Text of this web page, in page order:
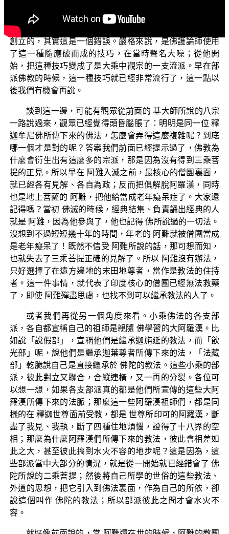
最早是源自於印度教裏面有關於辯論術的法則；然後，一
般人都說中觀的應成思想是佛護論師（Buddhapālita）所
創立的，其實這是一個錯誤。嚴格來說，是佛護論師使用
了這一種隨應破而成的技巧，在當時聲名大噪；從他開
始，把這種技巧變成了是大乘中觀宗的一支流派。早在部
派佛教的時候，這一種技巧就已經非常流行了，這一點以
後我們有機會再說。
談到這一邊，可能有觀眾從前面的 基大師所說的八宗
一路說過來，觀眾已經覺得頭昏腦脹了：明明是同一位 釋
迦牟尼佛所傳下來的佛法，怎麼會弄得這麼複雜呢？到底
哪一個才是對的呢？答案我們前面已經提示過了，佛教為
什麼會衍生出有這麼多的宗派，那是因為沒有得到三乘菩
提的正見。所以早在 阿難入滅之前，最核心的僧團裏面，
就已經各有見解、各自為政；反而把俱解脫阿羅漢，同時
也是地上菩薩的 阿難，把他給當成老年癡呆症了。大家還
記得嗎？當初 佛滅的時候，經典結集、負責誦出經典的人
就是 阿難，因為他參與了，他也記得 佛所說過的一切法。
沒想到不過短短幾十年的時間，年老的 阿難就被僧團當成
是老年癡呆了！既然不信受 阿難所說的話，那可想而知，
也就失去了三乘菩提正確的見解了。所以 阿難沒有辦法，
只好選擇了在遠方邊地的末田地尊者，當作是教法的住持
者。這一件事情，就代表了印度核心的僧團已經無法救藥
了，即使 阿難殫盡思慮，也找不到可以繼承教法的人了。
或者我們再從另一個角度來看。小乘佛法的各支部
派，各自都宣稱自己的祖師是親隨 佛學習的大阿羅漢。比
如說「說假部」，宣稱他們是繼承迦旃延的教法，而「飲
光部」呢，說他們是繼承迦葉尊者所傳下來的法，「法藏
部」乾脆說自己是直接繼承於 佛陀的教法。這些小乘的部
派，彼此對立又聯合，合縱連橫，又一再的分裂。各位可
以想一想，如果各支部派真的都是他們所宣傳的這些大阿
羅漢所傳下來的法脈；那麼這一些阿羅漢祖師們，都是同
樣的在 釋迦世尊面前受教，都是 世尊所印可的阿羅漢，斷
盡了我見、我執，斷了四種住地煩惱，證得了十八界的空
相；那麼為什麼阿羅漢們所傳下來的教法，彼此會相差如
此之大，甚至彼此搞到水火不容的地步呢？這是因為，這
些部派當中大部分的情況，就是從一開始就已經錯會了 佛
陀所說的二乘菩提；然後將自己所學的世俗的這些教法、
外道的思想，把它引入到佛法裏面，作為自己的所依，卻
說這個叫作 佛陀的教法；所以部派彼此之間才會水火不
容。